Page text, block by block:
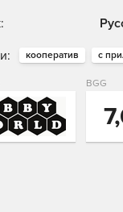
кооператив с
BGG